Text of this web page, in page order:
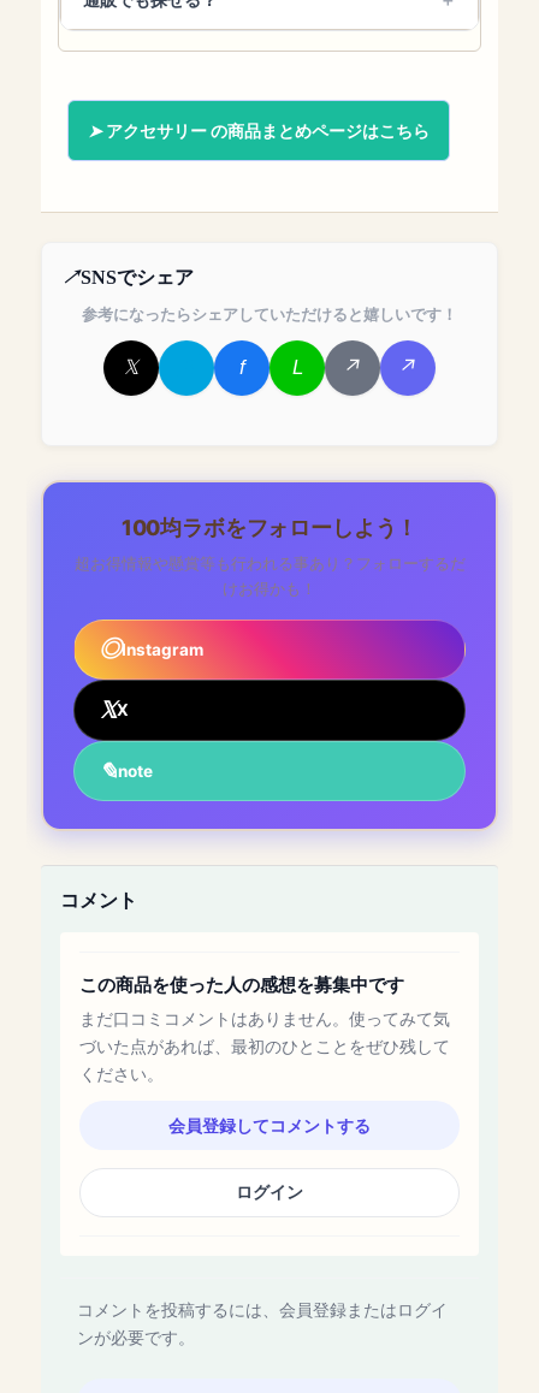
アクセサリー の商品まとめページはこちら
SNSでシェア
参考になったらシェアしていただけると嬉しいです！
100均ラボをフォローしよう！
超お得情報や懸賞等も行われる事あり？フォローするだ
けお得かも！
Instagram
X
note
コメント
この商品を使った人の感想を募集中です
まだ口コミコメントはありません。使ってみて気
づいた点があれば、最初のひとことをぜひ残して
ください。
会員登録してコメントする
ログイン
コメントを投稿するには、会員登録またはログイ
ンが必要です。